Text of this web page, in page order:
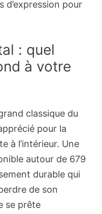
d’expression pour
: quel
à votre
classique du
pour la
à l’intérieur. Une
autour de 679
durable qui
de son
se prête